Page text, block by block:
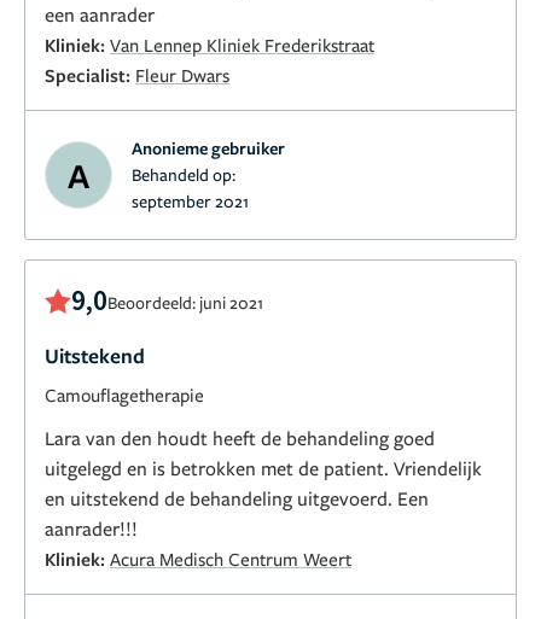
een aanrader
Kliniek: Van Lennep Kliniek Frederikstraat
Specialist: Fleur Dwars
A
Anonieme gebruiker
Behandeld op:
september 2021
9,0Beoordeeld: juni 2021
Uitstekend
Camouflagetherapie
Lara van den houdt heeft de behandeling goed
uitgelegd en is betrokken met de patient. Vriendelijk
en uitstekend de behandeling uitgevoerd. Een
aanrader!!!
Kliniek: Acura Medisch Centrum Weert